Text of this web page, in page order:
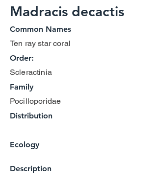
Madracis decactis
Common Names
Ten ray star coral
Order:
Scleractinia
Family
Pocilloporidae
Distribution
Ecology
Description